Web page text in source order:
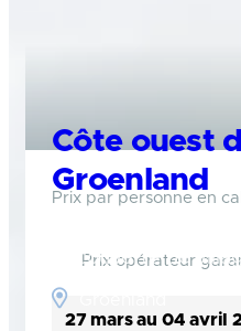
Côte ouest
Groenland
découverte de
Prix par personne en
Prix opérateur
27 mars au 04 avril